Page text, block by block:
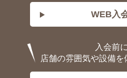
WEB入
入会前に
店舗の雰囲気や設備を